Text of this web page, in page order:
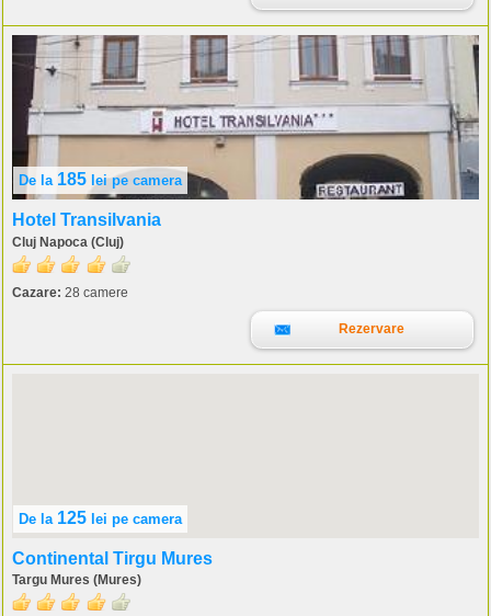
De la 185 leipe camera
Hotel Transilvania
Cluj Napoca (Cluj)
Cazare: 28 camere
Rezervare
De la 125 lei pe camera
Continental Tirgu Mures
Targu Mures (Mures)